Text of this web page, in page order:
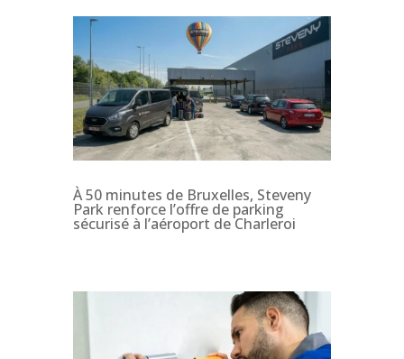
À 50 minutes de Bruxelles, Steveny
Park renforce l’offre de parking
sécurisé à l’aéroport de Charleroi